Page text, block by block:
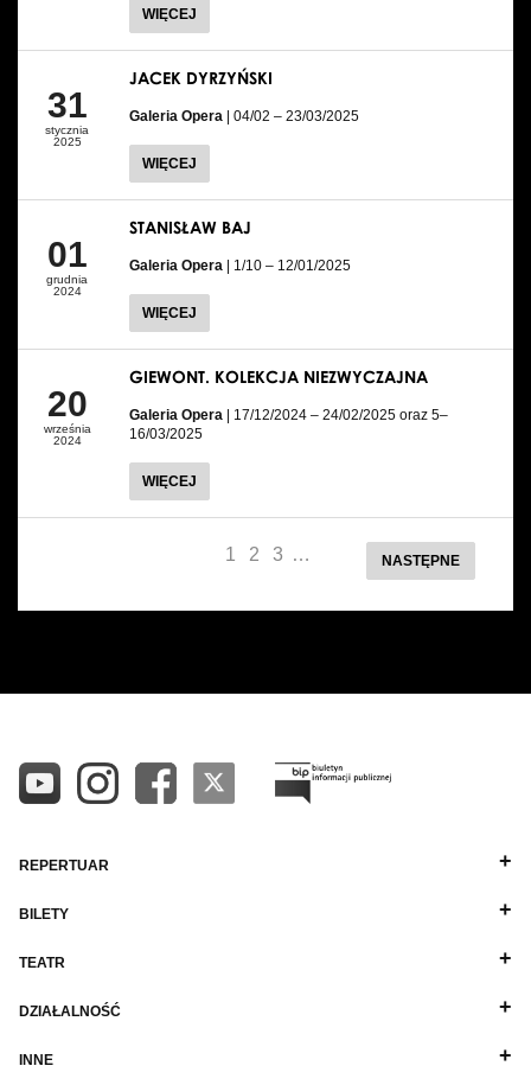
WIĘCEJ
31
stycznia
2025
JACEK DYRZYŃSKI
Galeria Opera | 04/02 – 23/03/2025
WIĘCEJ
01
grudnia
2024
STANISŁAW BAJ
Galeria Opera | 1/10 – 12/01/2025
WIĘCEJ
20
września
2024
GIEWONT. KOLEKCJA NIEZWYCZAJNA
Galeria Opera | 17/12/2024 – 24/02/2025 oraz 5–
16/03/2025
WIĘCEJ
1 2 3 … NASTĘPNE
REPERTUAR
BILETY
TEATR
DZIAŁALNOŚĆ
INNE